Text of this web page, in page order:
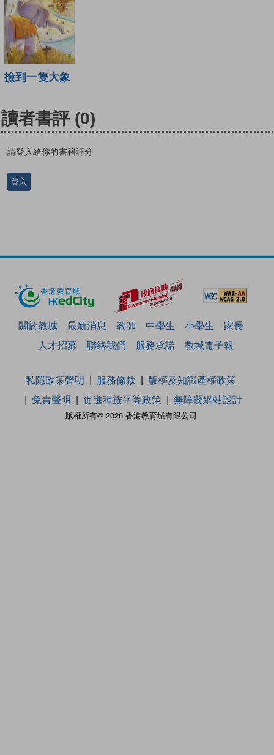
撿到一隻大象
讀者書評 (0)
請登入給你的書籍評分
登入
關於教城 最新消息 教師 中學生 小學生
家長
人才招募
聯絡我們 服務承諾 教城電子報
版權所有© 2026 香港教育城有限公司
私隱政策聲明 服務條款
版權及知識產權政策
免責聲明
促進種族平等政策 無障礙網站設計